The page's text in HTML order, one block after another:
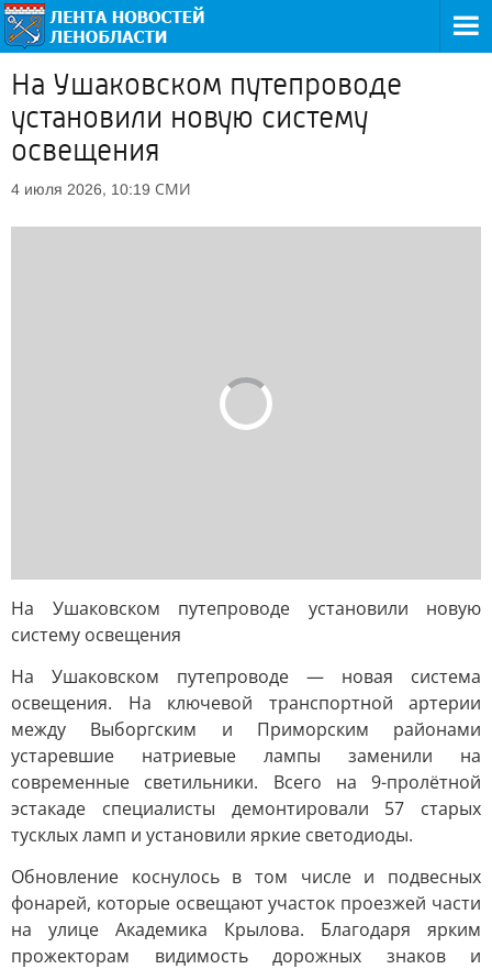
На Ушаковском путепроводе
установили новую систему
освещения
4 июля 2026, 10:19 СМИ
На Ушаковском путепроводе установили новую
систему освещения
На Ушаковском путепроводе — новая система
освещения. На ключевой транспортной артерии
между Выборгским и Приморским районами
устаревшие натриевые лампы заменили на
современные светильники. Всего на 9-пролётной
эстакаде специалисты демонтировали 57 старых
тусклых ламп и установили яркие светодиоды.
Обновление коснулось в том числе и подвесных
фонарей, которые освещают участок проезжей части
на улице Академика Крылова. Благодаря ярким
прожекторам видимость дорожных знаков и